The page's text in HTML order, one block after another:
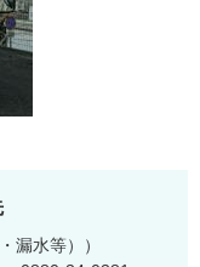
漏水等）